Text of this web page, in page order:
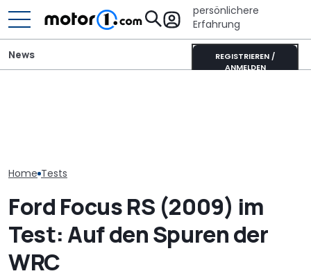
persönlichere
Erfahrung
REGISTRIEREN /
ANMELDEN
News
Home Tests
Ford Focus RS (2009) im
Test: Auf den Spuren der
WRC